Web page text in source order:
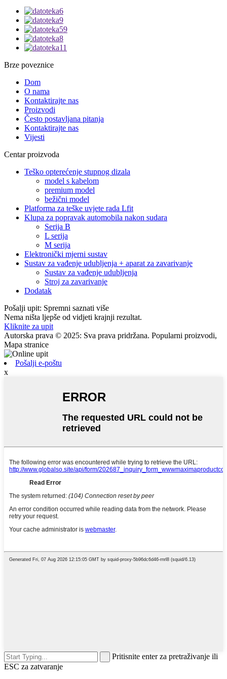
Brze poveznice
Dom
O nama
Kontaktirajte nas
Proizvodi
Često postavljana pitanja
Kontaktirajte nas
Vijesti
Centar proizvoda
Teško opterećenje stupnog dizala
model s kabelom
premium model
bežični model
Platforma za teške uvjete rada Lfit
Klupa za popravak automobila nakon sudara
Serija B
L serija
M serija
Elektronički mjerni sustav
Sustav za vađenje udubljenja + aparat za zavarivanje
Sustav za vađenje udubljenja
Stroj za zavarivanje
Dodatak
Pošalji upit: Spremni saznati više
Nema ništa ljepše od vidjeti krajnji rezultat.
Kliknite za upit
Autorska prava © 2025: Sva prava pridržana. Popularni proizvodi,
Mapa stranice
Pošalji e-poštu
x
Pritisnite enter za pretraživanje ili
ESC za zatvaranje